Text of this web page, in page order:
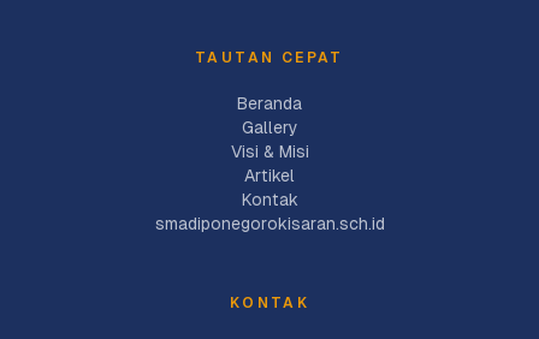
TAUTAN CEPAT
Beranda
Gallery
Visi & Misi
Artikel
Kontak
smadiponegorokisaran.sch.id
KONTAK